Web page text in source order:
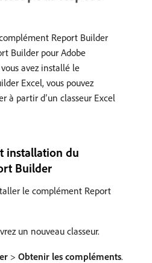
Report Builder
Builder pour Adobe
avez installé le
Excel, vous pouvez
à partir d’un classeur Excel
installation du
Builder
le complément Report
un nouveau classeur.
> Obtenir les compléments.